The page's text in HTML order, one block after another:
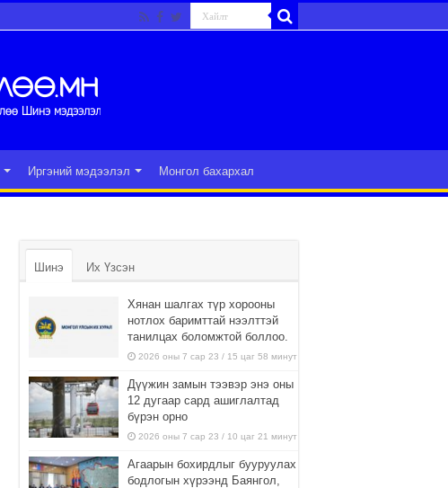
Иргэний мэдээлэл Монгол бахархал
Шинэ Их Үзсэн
Хянан шалгах түр хорооны
нотлох баримттай нээлттэй
танилцах боломжтой боллоо.
2026 оны 7 сар 23 / 15 цаг 58 минут
Дүүжин замын тээвэр энэ оны
12 дугаар сард ашиглалтад
бүрэн орно
2026 оны 7 сар 23 / 10 цаг 21 минут
Агаарын бохирдлыг бууруулах
бодлогын хүрээнд Баянгол,